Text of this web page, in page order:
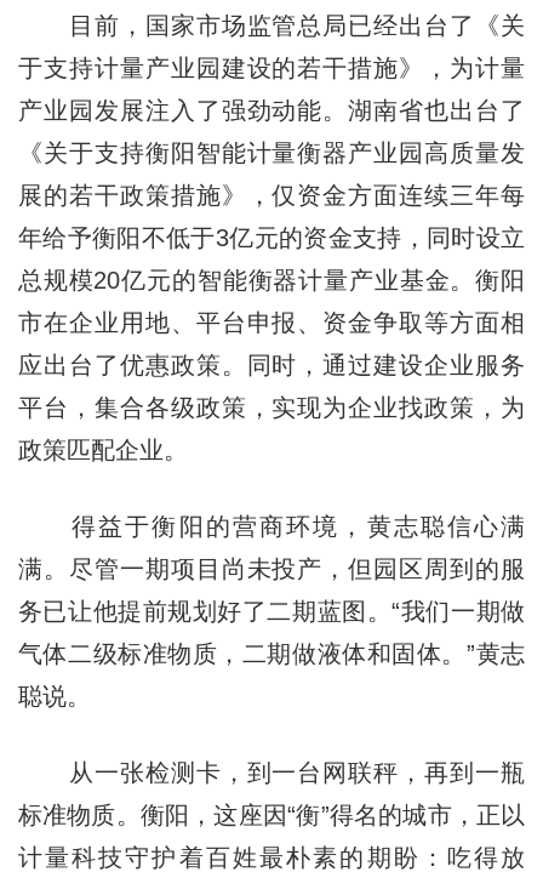
目前，国家市场监管总局已经出台了《关
于支持计量产业园建设的若干措施》，为计量
产业园发展注入了强劲动能。湖南省也出台了
《关于支持衡阳智能计量衡器产业园高质量发
展的若干政策措施》，仅资金方面连续三年每
年给予衡阳不低于3亿元的资金支持，同时设立
总规模20亿元的智能衡器计量产业基金。衡阳
市在企业用地、平台申报、资金争取等方面相
应出台了优惠政策。同时，通过建设企业服务
平台，集合各级政策，实现为企业找政策，为
政策匹配企业。
得益于衡阳的营商环境，黄志聪信心满
满。尽管一期项目尚未投产，但园区周到的服
务已让他提前规划好了二期蓝图。“我们一期做
气体二级标准物质，二期做液体和固体。”黄志
聪说。
从一张检测卡，到一台网联秤，再到一瓶
标准物质。衡阳，这座因“衡”得名的城市，正以
计量科技守护着百姓最朴素的期盼：吃得放